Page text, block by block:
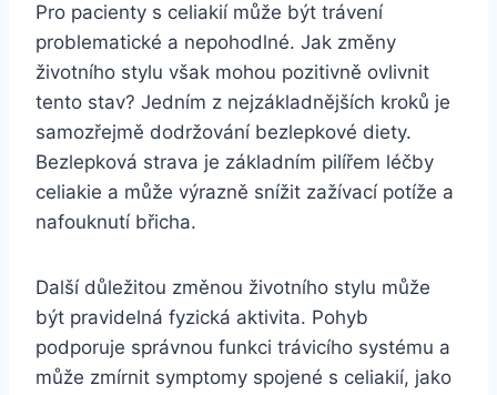
Pro pacienty s celiakií může být trávení
problematické a nepohodlné. Jak změny
životního stylu však mohou pozitivně ovlivnit
tento stav? Jedním z nejzákladnějších kroků je
samozřejmě dodržování bezlepkové diety.
Bezlepková strava je základním pilířem léčby
celiakie a může výrazně snížit zažívací potíže a
nafouknutí břicha.
Další důležitou změnou životního stylu může
být pravidelná fyzická aktivita. Pohyb
podporuje správnou funkci trávicího systému a
může zmírnit symptomy spojené s celiakií, jako